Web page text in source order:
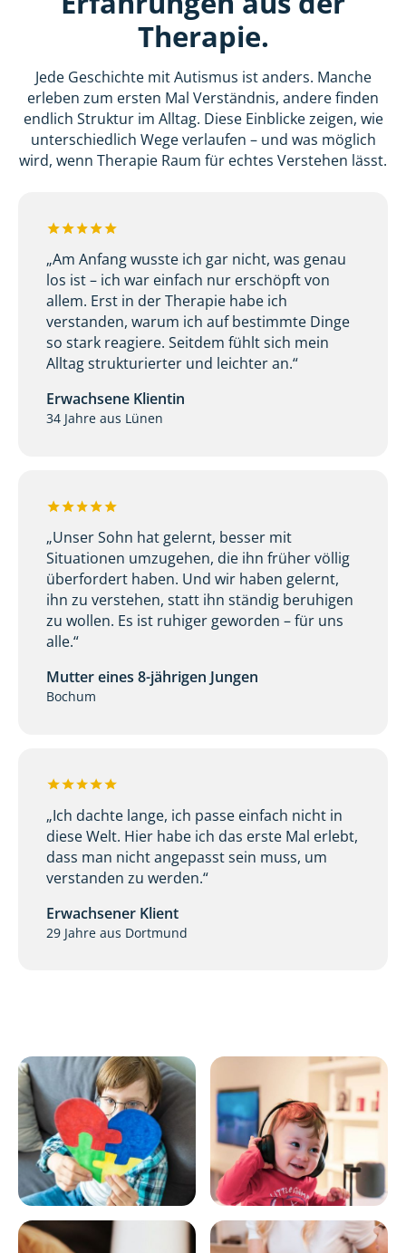
Therapie.
Jede Geschichte mit Autismus ist anders. Manche
erleben zum ersten Mal Verständnis, andere finden
endlich Struktur im Alltag. Diese Einblicke zeigen, wie
unterschiedlich Wege verlaufen – und was möglich
wird, wenn Therapie Raum für echtes Verstehen lässt.
„Am Anfang wusste ich gar nicht, was genau
los ist – ich war einfach nur erschöpft von
allem. Erst in der Therapie habe ich
verstanden, warum ich auf bestimmte Dinge
so stark reagiere. Seitdem fühlt sich mein
Alltag strukturierter und leichter an.“
Erwachsene Klientin
34 Jahre aus Lünen
„Unser Sohn hat gelernt, besser mit
Situationen umzugehen, die ihn früher völlig
überfordert haben. Und wir haben gelernt,
ihn zu verstehen, statt ihn ständig beruhigen
zu wollen. Es ist ruhiger geworden – für uns
alle.“
Mutter eines 8-jährigen Jungen
Bochum
„Ich dachte lange, ich passe einfach nicht in
diese Welt. Hier habe ich das erste Mal erlebt,
dass man nicht angepasst sein muss, um
verstanden zu werden.“
Erwachsener Klient
29 Jahre aus Dortmund